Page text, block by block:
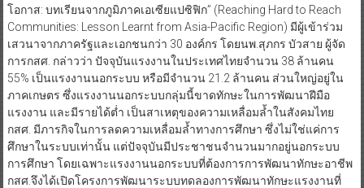
โอกาส: บทเรียนจากภูมิภาคเอเซียแปซิฟิก” (Reaching Hard to Reach
Communities: Lesson Learnt from Asia-Pacific Region) มีผู้เข้าร่วม
เสวนาจากภาครัฐและเอกชนกว่า 30 องค์กร โดยนพ.สุภกร บัวสาย ผู้จัด
การกสศ. กล่าวว่า ปัจจุบันแรงงานในประเทศไทยจำนวน 38 ล้านคน
55% เป็นแรงงานนอกระบบ หรือมีจำนวน 21.2 ล้านคน ส่วนใหญ่อยู่ใน
ภาคเกษตร ซึ่งแรงงานนอกระบบกลุ่มนี้ขาดทักษะในการพัฒนาฝีมือ
แรงงาน และมีรายได้ต่ำ เป็นสาเหตุของความเหลื่อมล้ำในสังคมไทย
กสศ. มีภารกิจในการลดความเหลื่อมล้ำทางการศึกษา ซึ่งไม่ใช่แค่การ
ศึกษาในระบบเท่านั้น แต่ปัจจุบันมีประชาชนจำนวนมากอยู่นอกระบบ
การศึกษา โดยเฉพาะแรงงานนอกระบบที่ต้องการการพัฒนาทักษะอาชีพ
กสศ.จึงได้เปิดโครงการพัฒนาระบบทดลองการพัฒนาทักษะแรงงานที่